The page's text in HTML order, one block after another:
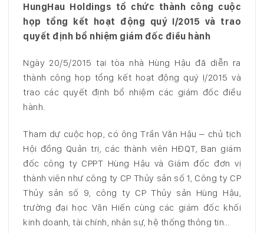
HungHau Holdings tổ chức thành công cuộc
họp tổng kết hoạt động quý I/2015 và trao
quyết định bổ nhiệm giám đốc điều hành
Ngày 20/5/2015 tại tòa nhà Hùng Hậu đã diễn ra
thành công họp tổng kết hoạt động quý I/2015 và
trao các quyết định bổ nhiệm các giám đốc điều
hành.
Tham dự cuộc họp, có ông Trần Văn Hậu – chủ tịch
Hội đồng Quản trị, các thành viên HĐQT, Ban giám
đốc công ty CPPT Hùng Hậu và Giám đốc đơn vị
thành viên như công ty CP Thủy sản số 1, Công ty CP
Thủy sản số 9, công ty CP Thủy sản Hùng Hậu,
trường đại học Văn Hiến cùng các giám đốc khối
kinh doanh, tài chính, nhân sự, hệ thống thông tin…